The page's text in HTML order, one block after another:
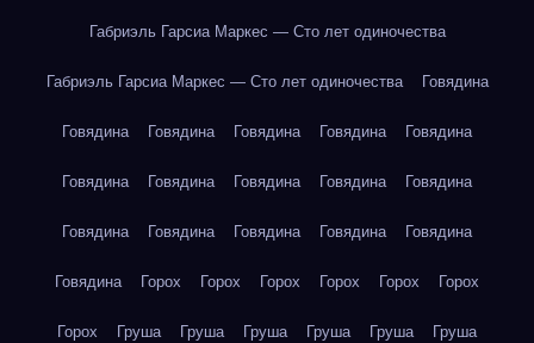
Габриэль Гарсиа Маркес — Сто лет одиночества
Габриэль Гарсиа Маркес — Сто лет одиночества Говядина
Говядина Говядина Говядина Говядина Говядина
Говядина Говядина Говядина Говядина Говядина
Говядина Говядина Говядина Говядина Говядина
Говядина Горох Горох Горох Горох Горох Горох
Горох Груша Груша Груша Груша Груша Груша